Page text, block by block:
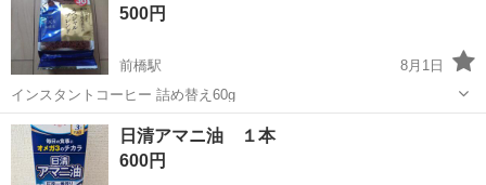
500円
前橋駅
8月1日
インスタントコーヒー 詰め替え60g
群馬 前橋市 前橋駅 食品
日清アマニ油 １本
600円